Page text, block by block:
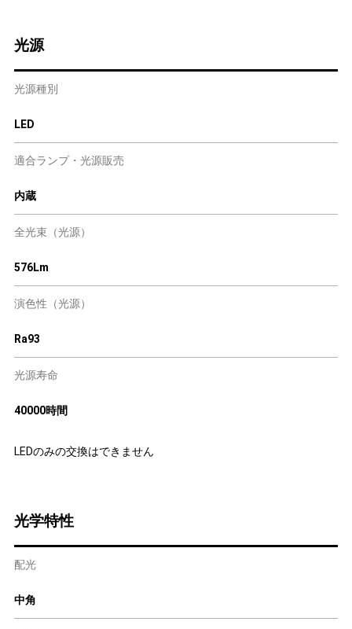
光源
光源種別
LED
適合ランプ・光源販売
内蔵
全光束（光源）
576Lm
演色性（光源）
Ra93
光源寿命
40000時間
LEDのみの交換はできません
光学特性
配光
中角